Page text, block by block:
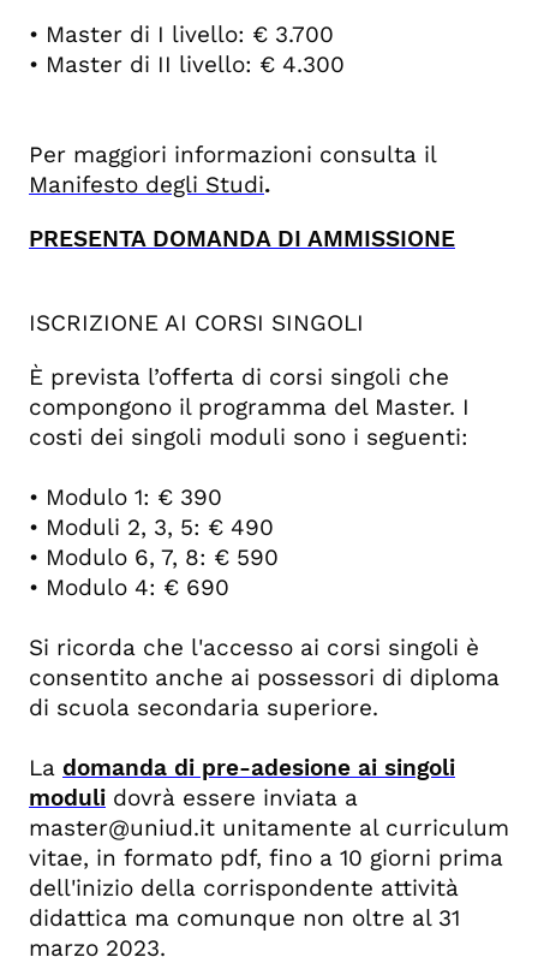
• Master di I livello: € 3.700
• Master di II livello: € 4.300
Per maggiori informazioni consulta il
Manifesto degli Studi.
PRESENTA DOMANDA DI AMMISSIONE
ISCRIZIONE AI CORSI SINGOLI
È prevista l’offerta di corsi singoli che
compongono il programma del Master. I
costi dei singoli moduli sono i seguenti:
• Modulo 1: € 390
• Moduli 2, 3, 5: € 490
• Modulo 6, 7, 8: € 590
• Modulo 4: € 690
Si ricorda che l'accesso ai corsi singoli è
consentito anche ai possessori di diploma
di scuola secondaria superiore.
La domanda di pre-adesione ai singoli
moduli dovrà essere inviata a
master@uniud.it unitamente al curriculum
vitae, in formato pdf, fino a 10 giorni prima
dell'inizio della corrispondente attività
didattica ma comunque non oltre al 31
marzo 2023.